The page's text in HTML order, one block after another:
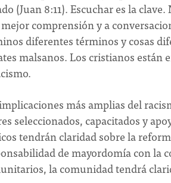
(Juan 8:11). Escuchar es la
comprensión y a
diferentes términos y cosas
malsanos. Los cristianos
más amplias del
seleccionados, capacitados y
tendrán claridad sobre la
de mayordomía con la
la comunidad tendrá